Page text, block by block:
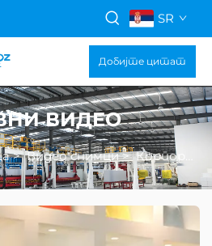
SR
Добијте цитат
ВИДЕО
>Видео снимци>Корпоративни видео